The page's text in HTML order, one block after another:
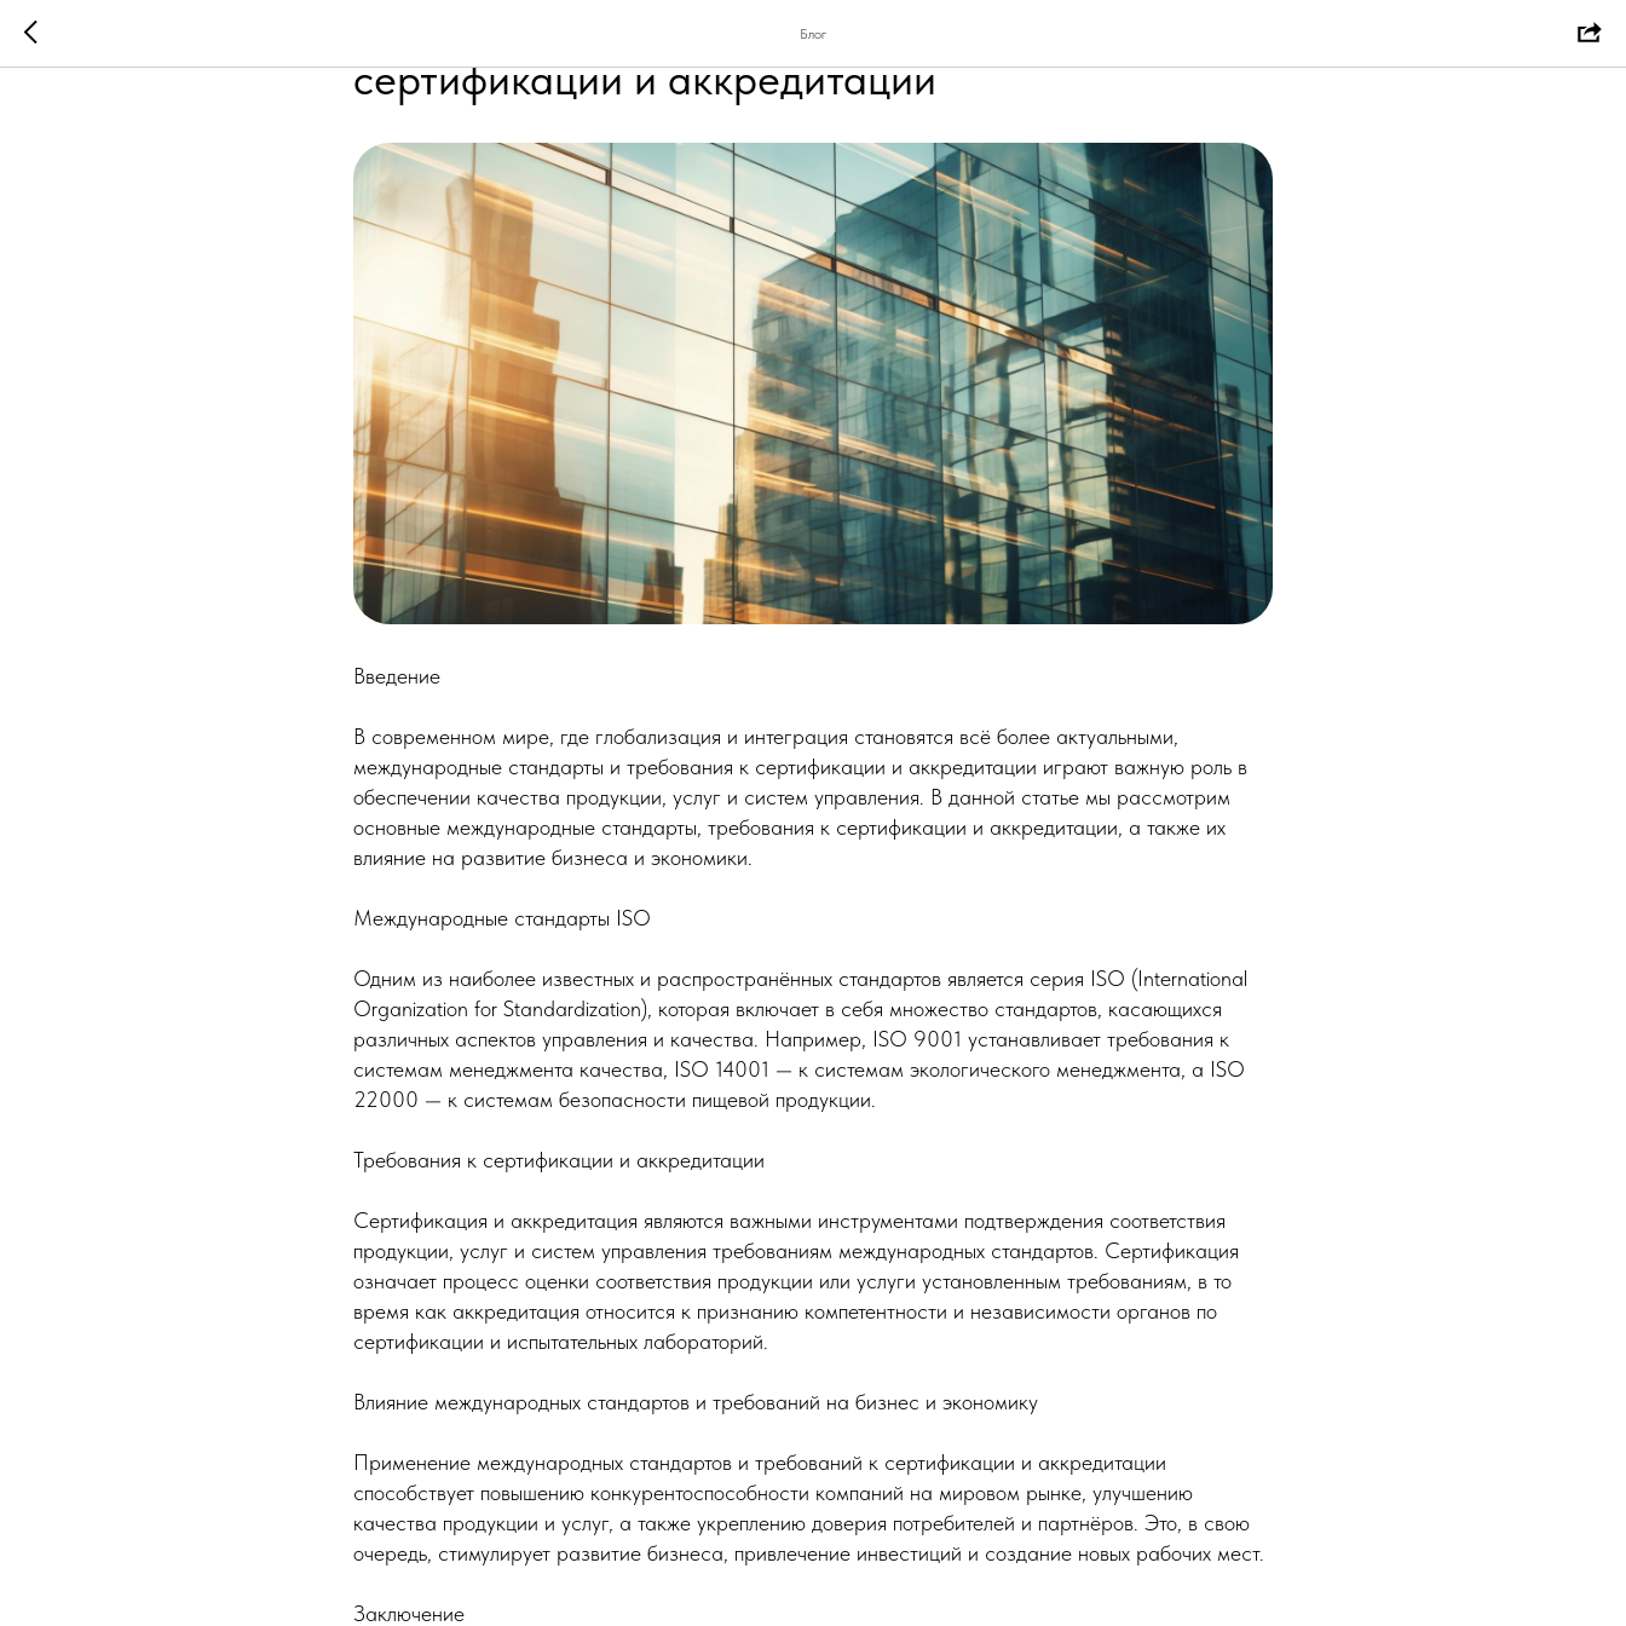
Блог
Международные стандарты и требования к
сертификации и аккредитации
Введение
В современном мире, где глобализация и интеграция становятся всё более актуальными,
международные стандарты и требования к сертификации и аккредитации играют важную роль в
обеспечении качества продукции, услуг и систем управления. В данной статье мы рассмотрим
основные международные стандарты, требования к сертификации и аккредитации, а также их
влияние на развитие бизнеса и экономики.
Международные стандарты ISO
Одним из наиболее известных и распространённых стандартов является серия ISO (International
Organization for Standardization), которая включает в себя множество стандартов, касающихся
различных аспектов управления и качества. Например, ISO 9001 устанавливает требования к
системам менеджмента качества, ISO 14001 — к системам экологического менеджмента, а ISO
22000 — к системам безопасности пищевой продукции.
Требования к сертификации и аккредитации
Сертификация и аккредитация являются важными инструментами подтверждения соответствия
продукции, услуг и систем управления требованиям международных стандартов. Сертификация
означает процесс оценки соответствия продукции или услуги установленным требованиям, в то
время как аккредитация относится к признанию компетентности и независимости органов по
сертификации и испытательных лабораторий.
Влияние международных стандартов и требований на бизнес и экономику
Применение международных стандартов и требований к сертификации и аккредитации
способствует повышению конкурентоспособности компаний на мировом рынке, улучшению
качества продукции и услуг, а также укреплению доверия потребителей и партнёров. Это, в свою
очередь, стимулирует развитие бизнеса, привлечение инвестиций и создание новых рабочих мест.
Заключение